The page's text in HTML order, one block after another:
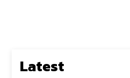
Latest